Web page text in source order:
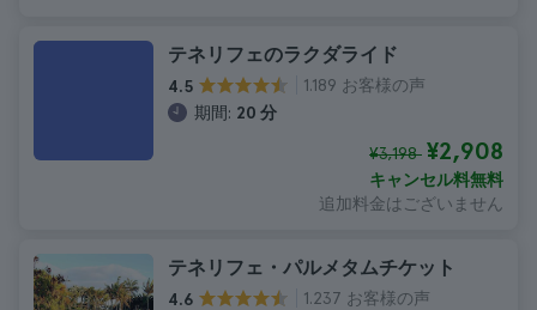
テネリフェのラクダライド
4.5
1.189 お客様の声
期間: 20 分
¥3,198 ¥2,908
キャンセル料無料
追加料金はございません
テネリフェ・パルメタムチケット
4.6
1.237 お客様の声